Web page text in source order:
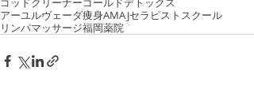
アーユルヴェーダ痩身AMAJセラピストスクール
リンパマッサージ福岡薬院